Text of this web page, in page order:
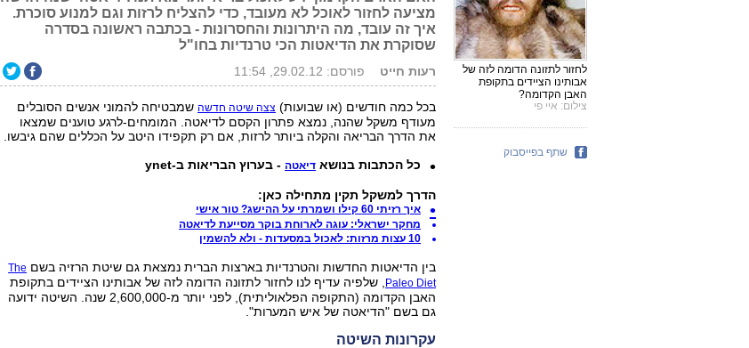
מציעה לחזור לאוכל לא מעובד, כדי להצליח לרזות וגם למנוע סוכרת.
איך זה עובד, מה היתרונות והחסרונות - בכתבה ראשונה בסדרה
שסוקרת את הדיאטות הכי טרנדיות בחו"ל
רעות חייט פורסם: 29.02.12, 11:54
בכל כמה חודשים (או שבועות) צצה שיטה חדשהשמבטיחה להמוני אנשים הסובלים
מעודף משקל שהנה, נמצא פתרון הקסם לדיאטה. המומחים-לרגע טוענים שמצאו
את הדרך הבריאה והקלה ביותר לרזות, אם רק תקפידו היטב על הכללים שהם גיבשו.
כל הכתבות בנושא דיאטה- בערוץ הבריאות ב-ynet
הדרך למשקל תקין מתחילה כאן:
איך רזיתי 60 קילו ושמרתי על ההישג? טור אישי
מחקר ישראלי: עוגה לארוחת בוקר מסייעת לדיאטה
10 עצות מרזות: לאכול במסעדות - ולא להשמין
בין הדיאטות החדשות והטרנדיות בארצות הברית נמצאת גם שיטת הרזיה בשם The
Paleo Diet
, שלפיה עדיף לנו לחזור לתזונה הדומה לזה של אבותינו הציידים בתקופת
האבן הקדומה (התקופה הפלאוליתית), לפני יותר מ-2,600,000 שנה. השיטה ידועה
גם בשם "הדיאטה של איש המערות".
עקרונות השיטה
לחזור לתזונה הדומה לזה של
אבותינו הציידים בתקופת
האבן הקדומה?
צילום: איי פי
שתף בפייסבוק